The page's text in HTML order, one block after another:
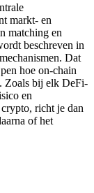
markt- en
matching en
beschreven in
Dat
hoe on-chain
Zoals bij elk DeFi-
en
richt je dan
of het